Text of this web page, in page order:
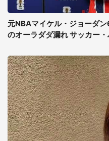
元NBAマイケル・ジョーダ
のオーラダダ漏れ サッカー